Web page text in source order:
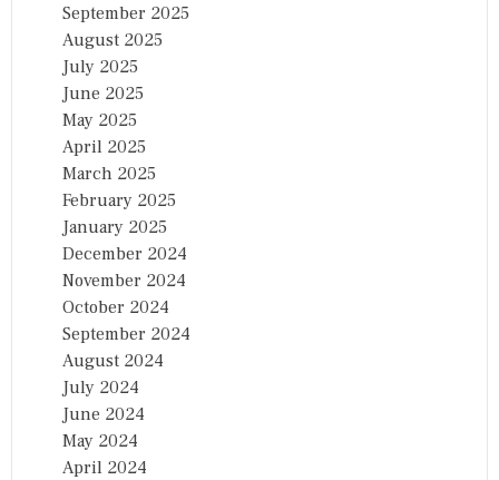
September 2025
August 2025
July 2025
June 2025
May 2025
April 2025
March 2025
February 2025
January 2025
December 2024
November 2024
October 2024
September 2024
August 2024
July 2024
June 2024
May 2024
April 2024